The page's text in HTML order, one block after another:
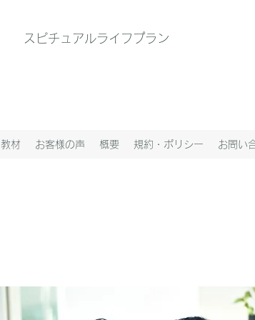
スピチュアルライフプラン
教材 お客様の声 概要 規約・ポリシー お問い